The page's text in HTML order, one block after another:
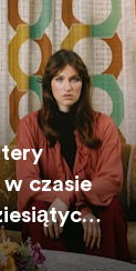
czasie